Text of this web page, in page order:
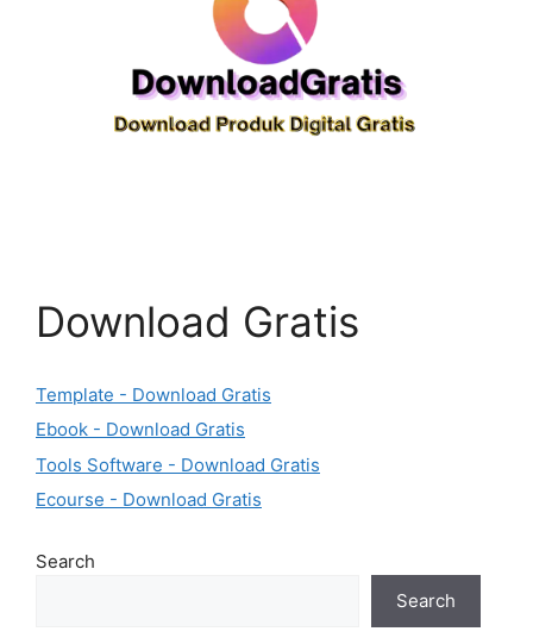
Download Gratis
Template - Download Gratis
Ebook - Download Gratis
Tools Software - Download Gratis
Ecourse - Download Gratis
Search
Search